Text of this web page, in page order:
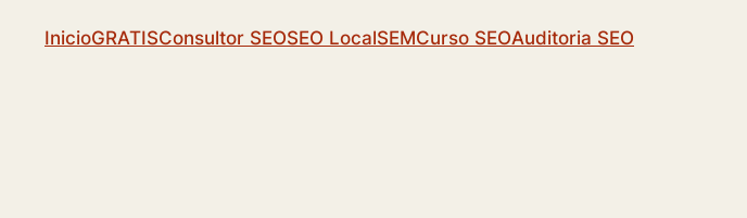
InicioGRATISConsultor SEOSEO LocalSEMCurso SEOAuditoria SEO